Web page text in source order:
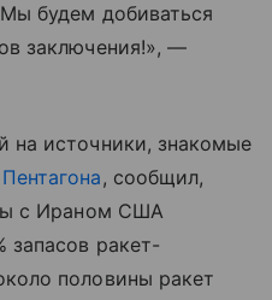
будем добиваться
заключения!», —
на источники, знакомые
Пентагона , сообщил,
с Ираном США
запасов ракет-
половины ракет